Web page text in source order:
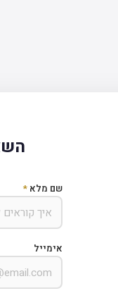
שם מלא *
אימייל